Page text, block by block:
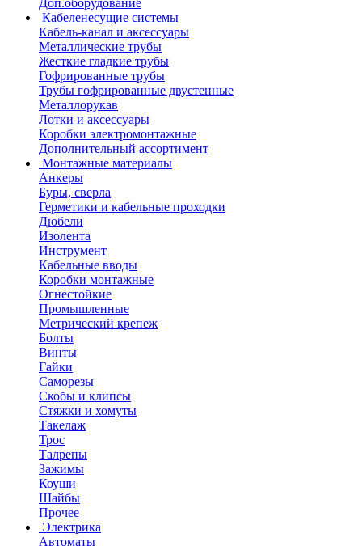
Доп.оборудование
Кабеленесущие системы
Кабель-канал и аксессуары
Металлические трубы
Жесткие гладкие трубы
Гофрированные трубы
Трубы гофрированные двустенные
Металлорукав
Лотки и аксессуары
Коробки электромонтажные
Дополнительный ассортимент
Монтажные материалы
Анкеры
Буры, сверла
Герметики и кабельные проходки
Дюбели
Изолента
Инструмент
Кабельные вводы
Коробки монтажные
Огнестойкие
Промышленные
Метрический крепеж
Болты
Винты
Гайки
Саморезы
Скобы и клипсы
Стяжки и хомуты
Такелаж
Трос
Талрепы
Зажимы
Коуши
Шайбы
Прочее
Электрика
Автоматы